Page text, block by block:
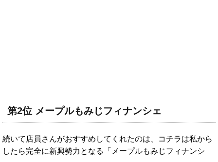
第2位 メープルもみじフィナンシェ
続いて店員さんがおすすめしてくれたのは、コチラは私から
したら完全に新興勢力となる「メープルもみじフィナンシ